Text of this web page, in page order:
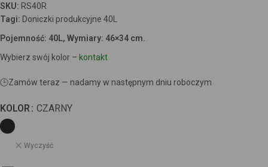
SKU: RS40R
Tagi: Doniczki produkcyjne 40L
Pojemność: 40L, Wymiary: 46×34 cm.
Wybierz swój kolor – kontakt
🕒Zamów teraz — nadamy w następnym dniu roboczym
KOLOR CZARNY
Wyczyść